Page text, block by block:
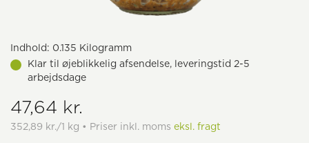
Indhold: 0.135 Kilogramm
Klar til øjeblikkelig afsendelse, leveringstid 2-5
arbejdsdage
47,64 kr.
352,89 kr./1 kg • Priser inkl. moms eksl. fragt